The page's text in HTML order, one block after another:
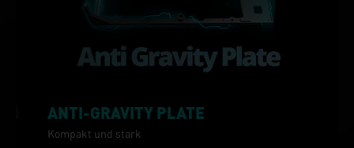
ANTI-GRAVITY PLATE
Kompakt und stark